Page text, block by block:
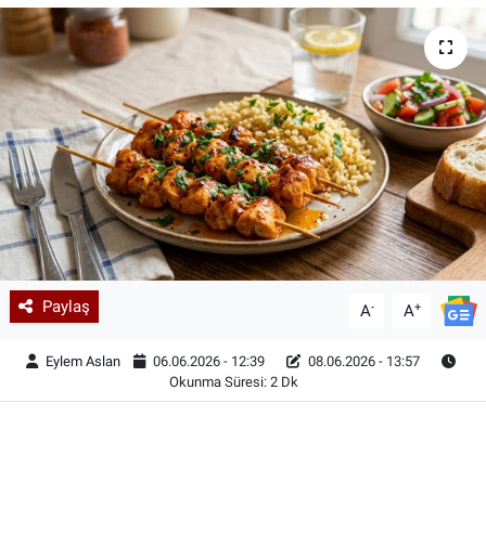
Paylaş A- A+
Eylem Aslan 06.06.2026 - 12:39
08.06.2026 - 13:57
Okunma Süresi: 2 Dk